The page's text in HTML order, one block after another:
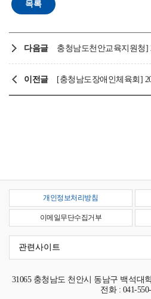
다음글
이전글
개인정보처리방침
이메일무단수집거부
31065 충청남도 천안시 동남구 백석대
전화 : 041-